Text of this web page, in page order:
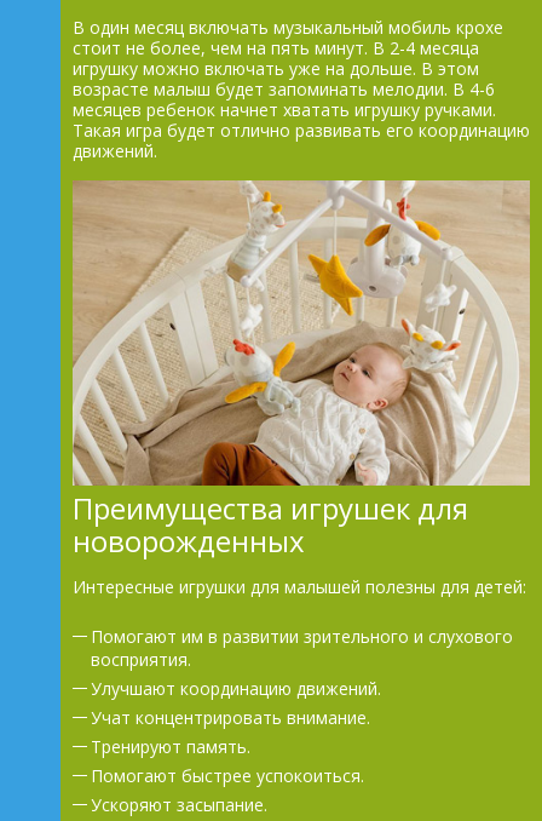
В один месяц включать музыкальный мобиль крохе
стоит не более, чем на пять минут. В 2-4 месяца
игрушку можно включать уже на дольше. В этом
возрасте малыш будет запоминать мелодии. В 4-6
месяцев ребенок начнет хватать игрушку ручками.
Такая игра будет отлично развивать его координацию
движений.
Преимущества игрушек для
новорожденных
Интересные игрушки для малышей полезны для детей:
Помогают им в развитии зрительного и слухового
восприятия.
Улучшают координацию движений.
Учат концентрировать внимание.
Тренируют память.
Помогают быстрее успокоиться.
Ускоряют засыпание.